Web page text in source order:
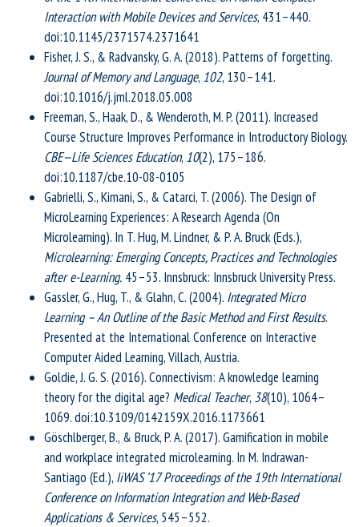
Interaction with Mobile Devices and Services, 431–440.
doi:10.1145/2371574.2371641
Fisher, J. S., & Radvansky, G. A. (2018). Patterns of forgetting.
Journal of Memory and Language, 102, 130–141.
doi:10.1016/j.jml.2018.05.008
Freeman, S., Haak, D., & Wenderoth, M. P. (2011). Increased
Course Structure Improves Performance in Introductory Biology.
CBE—Life Sciences Education, 10(2), 175–186.
doi:10.1187/cbe.10-08-0105
Gabrielli, S., Kimani, S., & Catarci, T. (2006). The Design of
MicroLearning Experiences: A Research Agenda (On
Microlearning). In T. Hug, M. Lindner, & P. A. Bruck (Eds.),
Microlearning: Emerging Concepts, Practices and Technologies
after e-Learning. 45–53. Innsbruck: Innsbruck University Press.
Gassler, G., Hug, T., & Glahn, C. (2004). Integrated Micro
Learning – An Outline of the Basic Method and First Results.
Presented at the International Conference on Interactive
Computer Aided Learning, Villach, Austria.
Goldie, J. G. S. (2016). Connectivism: A knowledge learning
theory for the digital age? Medical Teacher, 38(10), 1064–
1069. doi:10.3109/0142159X.2016.1173661
Göschlberger, B., & Bruck, P. A. (2017). Gamification in mobile
and workplace integrated microlearning. In M. Indrawan-
Santiago (Ed.), IiWAS ’17 Proceedings of the 19th International
Conference on Information Integration and Web-Based
Applications & Services, 545–552.